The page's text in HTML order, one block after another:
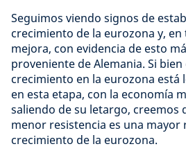
Seguimos viendo signos de
crecimiento de la eurozona y,
mejora, con evidencia de esto
proveniente de Alemania. Si
crecimiento en la eurozona está
en esta etapa, con la economía
saliendo de su letargo, creemos
menor resistencia es una mayor
crecimiento de la eurozona.